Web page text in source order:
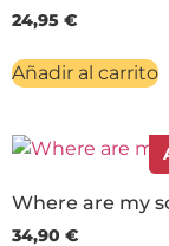
24,95 €
Añadir al carrito
Where are my
34,90 €